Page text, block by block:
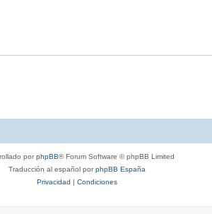
porphpBB® Forum Software © phpBB Limited
Traducción al español porphpBB España
Privacidad | Condiciones